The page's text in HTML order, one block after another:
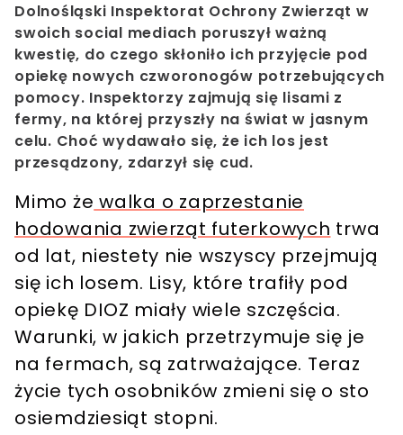
Dolnośląski Inspektorat Ochrony Zwierząt w
swoich social mediach poruszył ważną
kwestię, do czego skłoniło ich przyjęcie pod
opiekę nowych czworonogów potrzebujących
pomocy. Inspektorzy zajmują się lisami z
fermy, na której przyszły na świat w jasnym
celu. Choć wydawało się, że ich los jest
przesądzony, zdarzył się cud.
Mimo że walka o zaprzestanie
hodowania zwierząt futerkowych trwa
od lat, niestety nie wszyscy przejmują
się ich losem. Lisy, które trafiły pod
opiekę DIOZ miały wiele szczęścia.
Warunki, w jakich przetrzymuje się je
na fermach, są zatrważające. Teraz
życie tych osobników zmieni się o sto
osiemdziesiąt stopni.